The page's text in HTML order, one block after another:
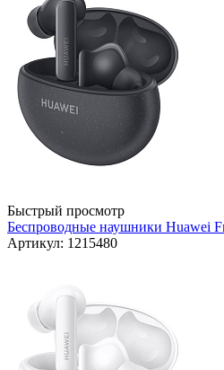
Быстрый просмотр
Беспроводные наушники Huawei
Артикул: 1215480